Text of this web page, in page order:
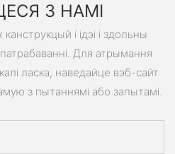
З НАМІ
і ідэі і здольны
Для атрымання
ласка, наведайце вэб-сайт
з пытаннямі або запытамі.